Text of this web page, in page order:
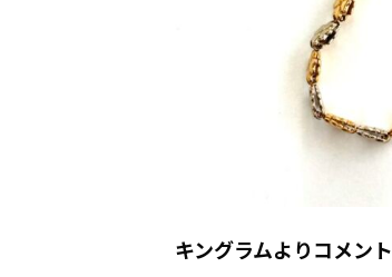
キングラムよりコメント